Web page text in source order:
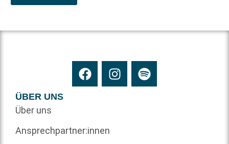
ÜBER UNS
Über uns
Ansprechpartner:innen